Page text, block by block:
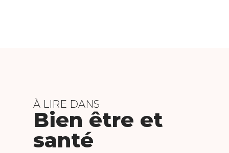
À LIRE DANS
Bien être et
santé